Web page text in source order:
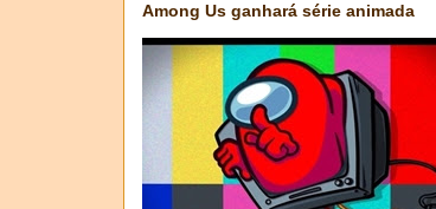
Among Us ganhará série animada